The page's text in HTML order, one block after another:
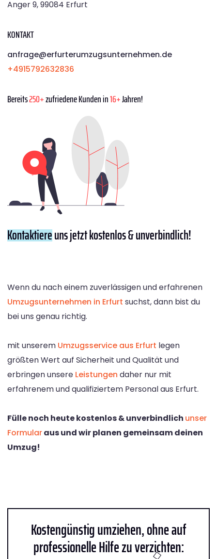
Anger 9, 99084 Erfurt
KONTAKT
anfrage@erfurterumzugsunternehmen.de
+4915792632836
Bereits250+zufriedene Kunden in16+Jahren!
Kontaktiereuns jetzt kostenlos & unverbindlich!
Wenn du nach einem zuverlässigen und erfahrenen
Umzugsunternehmen in Erfurt suchst, dann bist du
bei uns genau richtig.
mit unserem Umzugsservice aus Erfurt legen
größten Wert auf Sicherheit und Qualität und
erbringen unsere Leistungen daher nur mit
erfahrenem und qualifiziertem Personal aus Erfurt.
Fülle noch heute kostenlos & unverbindlich unser
Formularaus und wir planen gemeinsam deinen
Umzug!
Kostengünstig umziehen, ohne auf
professionelle Hilfe zu verzichten: